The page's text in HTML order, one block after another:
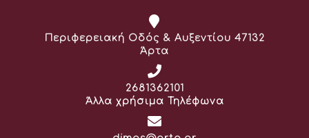
Διεύθυνση:
Περιφερειακή Οδός & Αυξεντίου 47132
Άρτα
Τηλέφωνο:
2681362101
Άλλα χρήσιμα Τηλέφωνα